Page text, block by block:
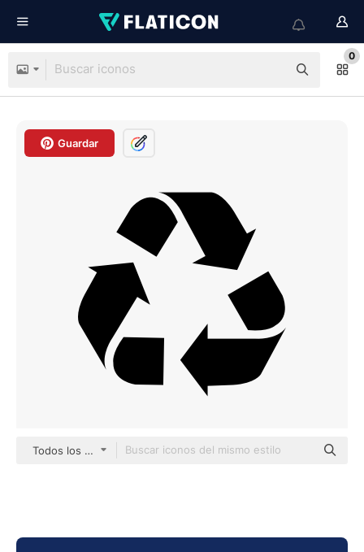
0
Guardar
Todos los estilos